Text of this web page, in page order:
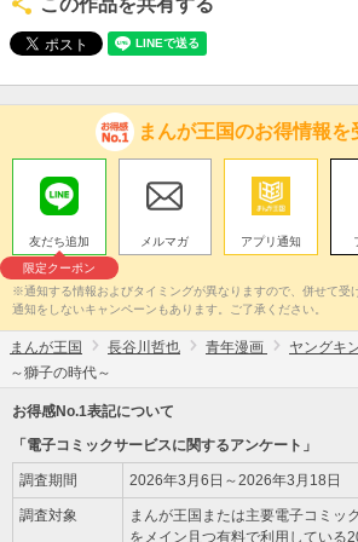
この作品を共有する
まんが王国のお得情報を
友だち追加
限定クーポン
メルマガ アプリ通知
※通知する情報およびタイミングが異なりますので、併せて
通知をしないキャンペーンもあります。ご了承ください。
まんが王国 長谷川哲也 青年漫画 ヤングキ
～獅子の時代～
お得感No.1表記について
「電子コミックサービスに関するアンケート」
調査期間 2026年3月6日～2026年3月18日
調査対象
まんが王国または主要電子コミッ
をメイン且つ有料で利用している